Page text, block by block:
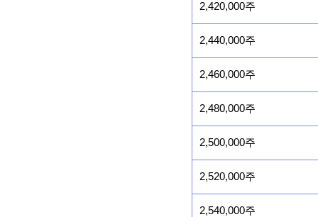
2,420,000주
2,440,000주
2,460,000주
2,480,000주
2,500,000주
2,520,000주
2,540,000주